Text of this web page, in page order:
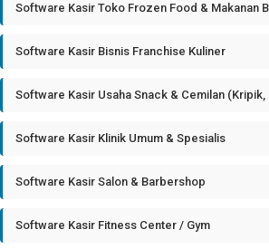
Software Kasir Toko Frozen Food & Makanan
Software Kasir Bisnis Franchise Kuliner
Software Kasir Usaha Snack & Cemilan (Kripik,
Software Kasir Klinik Umum & Spesialis
Software Kasir Salon & Barbershop
Software Kasir Fitness Center / Gym